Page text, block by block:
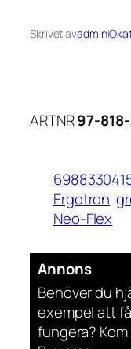
Skrivet avadmini
ARTNR97-
Ergotron
Neo-Flex
Annons
Behöver du
exempel att
fungera?